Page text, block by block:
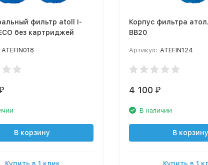
фильтр atoll I-
без картриджей
ATEFIN018
В корзину
Купить в 1 клик
Корпус фильтра
BB20
Артикул: ATEFIN124
4 100 ₽
В наличии
В корзину
Купить в 1